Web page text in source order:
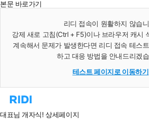
본문 바로가기
리디 접속이 원활하지 않습
강제 새로 고침(Ctrl + F5)이나 브라우저 캐시
계속해서 문제가 발생한다면 리디 접속 테스
하고 대응 방법을 안내드리겠
테스트 페이지로 이동하기
리
홈
대표님 개자식! 상세페이지